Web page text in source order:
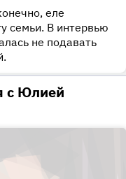
еле
семьи. В интервью
не подавать
с Юлией